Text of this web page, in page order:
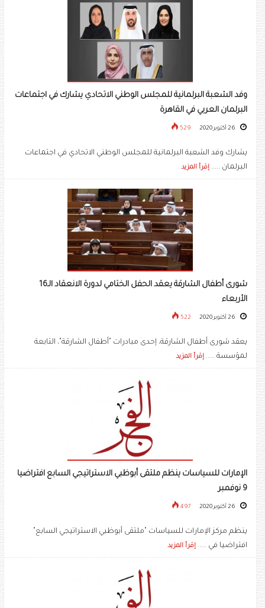
وفد الشعبة البرلمانية للمجلس الوطني الاتحادي يشارك في اجتماعات
البرلمان العربي في القاهرة
529
يشارك وفد الشعبة البرلمانية للمجلس الوطني الاتحادي في اجتماعات
البرلمان ..... إقرأ المزيد
شورى أطفال الشارقة يعقد الحفل الختامي لدورة الانعقاد الـ16
الأربعاء
522
يعقد شورى أطفال الشارقة، إحدى مبادرات "أطفال الشارقة"، التابعة
لمؤسسة ..... إقرأ المزيد
الإمارات للسياسات ينظم ملتقى أبوظبي الاستراتيجي السابع افتراضيا
9 نوفمبر
497
ينظم مركز الإمارات للسياسات "ملتقى أبوظبي الاستراتيجي السابع"
افتراضيا في ..... إقرأ المزيد